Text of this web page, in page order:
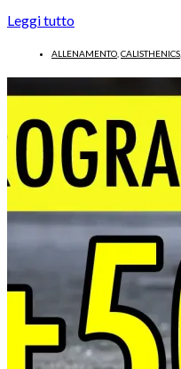
Leggi tutto
ALLENAMENTO CALISTHENICS